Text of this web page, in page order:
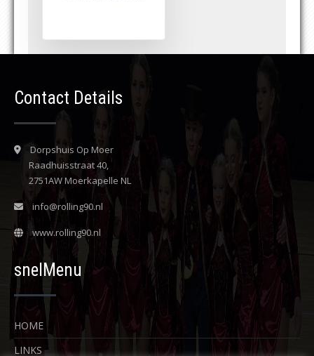
Contact Details
Dorpshuis Op Moer
Raadhuisstraat 40,
2751AW Moerkapelle NL
info@rolling90.nl
www.rolling90.nl
snelMenu
HOME
LINKS